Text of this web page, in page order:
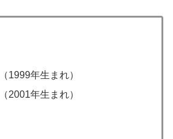
年生まれ）
年生まれ）